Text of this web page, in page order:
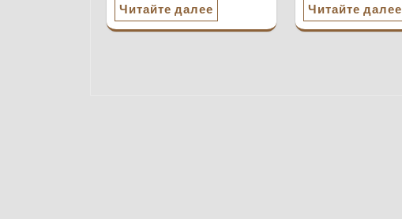
Читайте далее
Читайте далее